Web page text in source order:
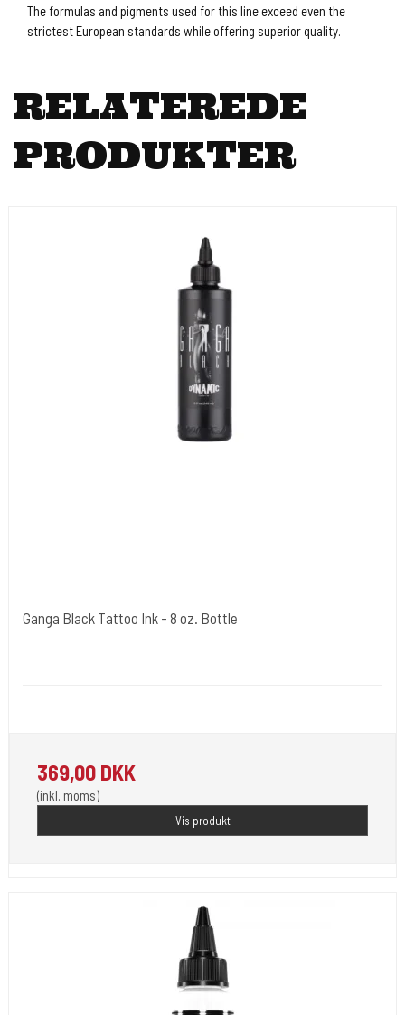
The formulas and pigments used for this line exceed even the
strictest European standards while offering superior quality.
RELATEREDE
PRODUKTER
Ganga Black Tattoo Ink - 8 oz. Bottle
369,00 DKK
(inkl. moms)
Vis produkt